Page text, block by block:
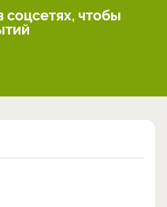
соцсетях, чтобы